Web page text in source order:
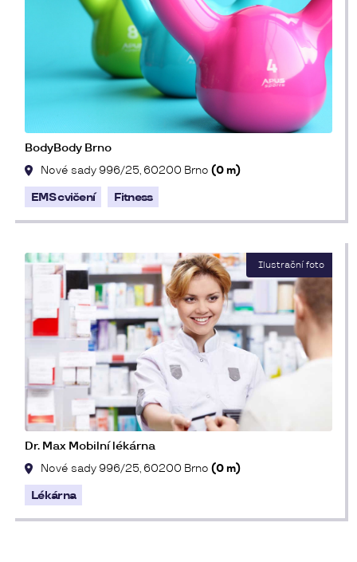
BodyBody Brno
Nové sady 996/25, 60200 Brno (0 m)
EMS cvičení Fitness
Dr. Max Mobilní lékárna
Nové sady 996/25, 60200 Brno (0 m)
Lékárna